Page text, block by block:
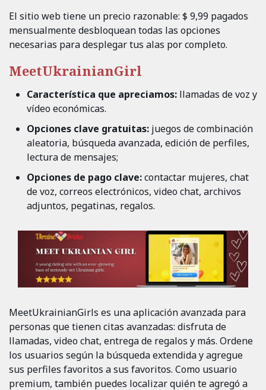
El sitio web tiene un precio razonable: $ 9,99 pagados
mensualmente desbloquean todas las opciones
necesarias para desplegar tus alas por completo.
MeetUkrainianGirl
Característica que apreciamos: llamadas de voz y
vídeo económicas.
Opciones clave gratuitas: juegos de combinación
aleatoria, búsqueda avanzada, edición de perfiles,
lectura de mensajes;
Opciones de pago clave:contactar mujeres, chat
de voz, correos electrónicos, video chat, archivos
adjuntos, pegatinas, regalos.
MeetUkrainianGirls es una aplicación avanzada para
personas que tienen citas avanzadas: disfruta de
llamadas, video chat, entrega de regalos y más. Ordene
los usuarios según la búsqueda extendida y agregue
sus perfiles favoritos a sus favoritos. Como usuario
premium, también puedes localizar quién te agregó a